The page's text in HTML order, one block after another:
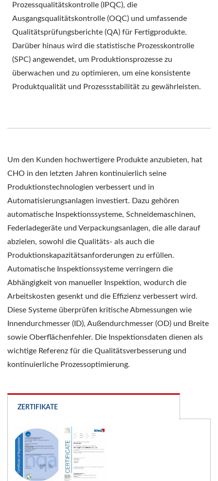
Prozessqualitätskontrolle (IPQC), die
Ausgangsqualitätskontrolle (OQC) und umfassende
Qualitätsprüfungsberichte (QA) für Fertigprodukte.
Darüber hinaus wird die statistische Prozesskontrolle
(SPC) angewendet, um Produktionsprozesse zu
überwachen und zu optimieren, um eine konsistente
Produktqualität und Prozessstabilität zu gewährleisten.
Um den Kunden hochwertigere Produkte anzubieten, hat
CHO in den letzten Jahren kontinuierlich seine
Produktionstechnologien verbessert und in
Automatisierungsanlagen investiert. Dazu gehören
automatische Inspektionssysteme, Schneidemaschinen,
Federladegeräte und Verpackungsanlagen, die alle darauf
abzielen, sowohl die Qualitäts- als auch die
Produktionskapazitätsanforderungen zu erfüllen.
Automatische Inspektionssysteme verringern die
Abhängigkeit von manueller Inspektion, wodurch die
Arbeitskosten gesenkt und die Effizienz verbessert wird.
Diese Systeme überprüfen kritische Abmessungen wie
Innendurchmesser (ID), Außendurchmesser (OD) und Breite
sowie Oberflächenfehler. Die Inspektionsdaten dienen als
wichtige Referenz für die Qualitätsverbesserung und
kontinuierliche Prozessoptimierung.
ZERTIFIKATE